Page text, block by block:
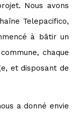
Nous avons
Telepacifico,
à bâtir un
chaque
et disposant de
a donné envie